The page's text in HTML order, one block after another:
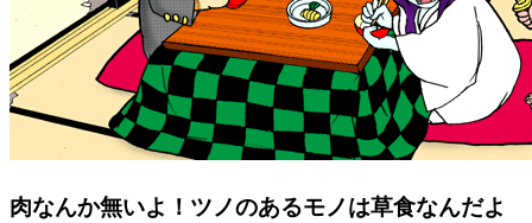
肉なんか無いよ！ツノのあるモノは草食なんだよ